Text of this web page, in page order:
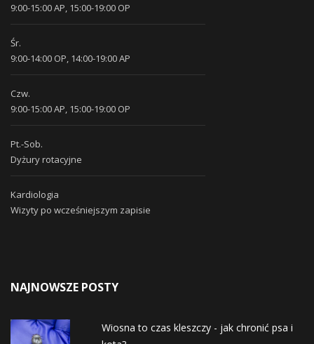
9:00-15:00 AP, 15:00-19:00 OP
Śr.
9:00-14:00 OP, 14:00-19:00 AP
Czw.
9:00-15:00 AP, 15:00-19:00 OP
Pt.-Sob.
Dyżury rotacyjne
Kardiologia
Wizyty po wcześniejszym zapisie
NAJNOWSZE POSTY
Wiosna to czas kleszczy - jak chronić psa i